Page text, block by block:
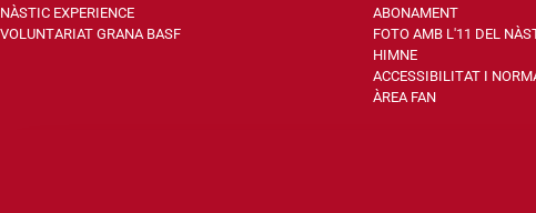
NÀSTIC EXPERIENCE
VOLUNTARIAT GRANA BASF
ABONAMENT
FOTO AMB L'11 DEL
HIMNE
ACCESSIBILITAT I
ÀREA FAN